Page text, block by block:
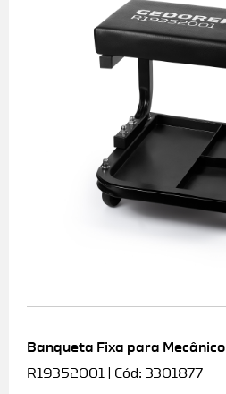
Banqueta Fixa para Mecânico
R19352001 | Cód: 3301877